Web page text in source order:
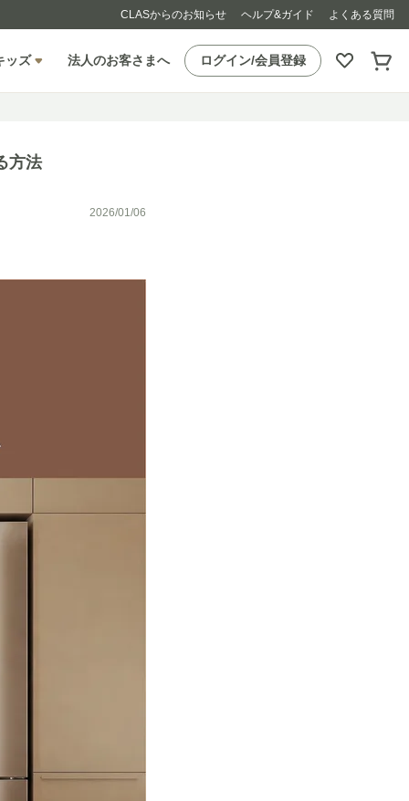
CLASからのお知らせ ヘルプ&ガイド よくある質問
ッズ 法人のお客さまへ ログイン/会員登録
方法
2026/01/06